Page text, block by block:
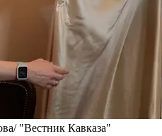
"Вестник Кавказа"